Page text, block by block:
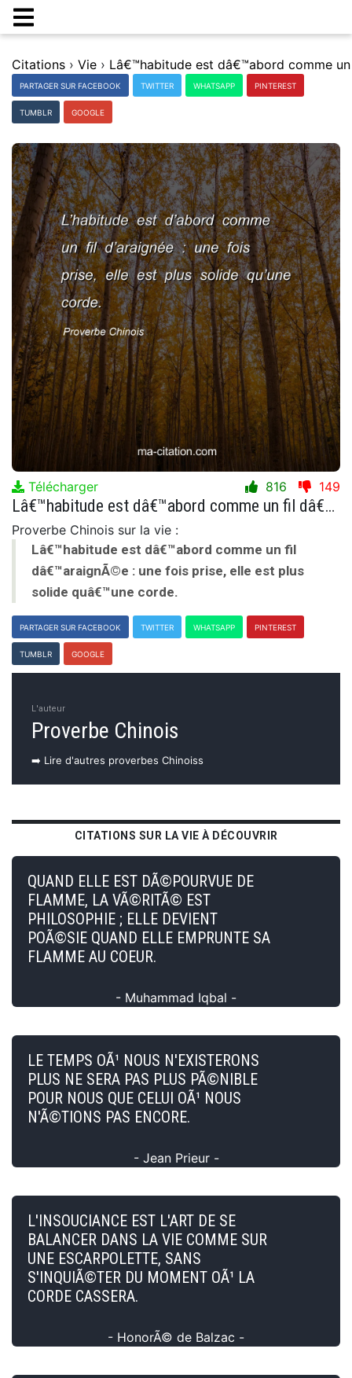
Citations › Vie ›
PARTAGER SUR FACEBOOK TWITTER WHATSAPP PINTEREST
TUMBLR GOOGLE
Télécharger 816 149
Lâ€™habitude est dâ€™abord comme un fil dâ€™araignÃ©e : une fois prise, elle est plus solide quâ€™une corde.
Proverbe Chinois sur la vie :
Lâ€™habitude est dâ€™abord comme un fil
dâ€™araignÃ©e : une fois prise, elle est plus
solide quâ€™une corde.
PARTAGER SUR FACEBOOK TWITTER WHATSAPP PINTEREST
TUMBLR GOOGLE
L'auteur
Proverbe Chinois
➡️ Lire d'autres proverbes Chinoiss
CITATIONS SUR LA VIE À DÉCOUVRIR
QUAND ELLE EST DÃ©POURVUE DE
FLAMME, LA VÃ©RITÃ© EST
PHILOSOPHIE ; ELLE DEVIENT
POÃ©SIE QUAND ELLE EMPRUNTE SA
FLAMME AU COEUR.
- Muhammad Iqbal -
LE TEMPS OÃ¹ NOUS N'EXISTERONS
PLUS NE SERA PAS PLUS PÃ©NIBLE
POUR NOUS QUE CELUI OÃ¹ NOUS
N'Ã©TIONS PAS ENCORE.
- Jean Prieur -
L'INSOUCIANCE EST L'ART DE SE
BALANCER DANS LA VIE COMME SUR
UNE ESCARPOLETTE, SANS
S'INQUIÃ©TER DU MOMENT OÃ¹ LA
CORDE CASSERA.
- HonorÃ© de Balzac -